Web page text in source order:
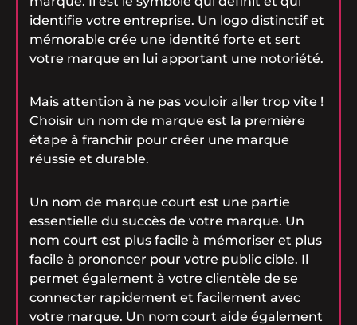
identifie votre entreprise. Un logo distinctif et
mémorable crée une identité forte et sert
votre marque en lui apportant une notoriété.
Mais attention à ne pas vouloir aller trop vite !
Choisir un nom de marque est la première
étape à franchir pour créer une marque
réussie et durable.
Un nom de marque court est une partie
essentielle du succès de votre marque. Un
nom court est plus facile à mémoriser et plus
facile à prononcer pour votre public cible. Il
permet également à votre clientèle de se
connecter rapidement et facilement avec
votre marque. Un nom court aide également